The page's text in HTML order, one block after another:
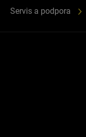
Servis a podpora